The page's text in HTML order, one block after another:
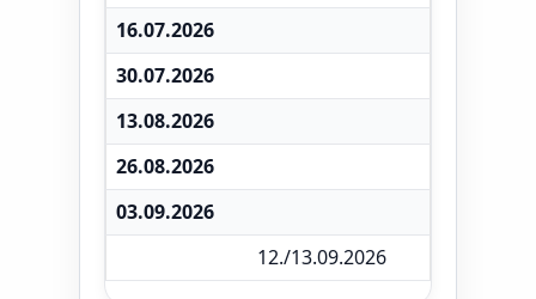
16.07.2026
30.07.2026
13.08.2026
26.08.2026
03.09.2026
12./13.09.2026